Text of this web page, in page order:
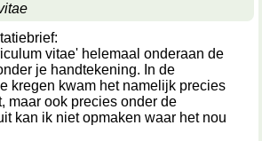
vitae' helemaal onderaan de
je handtekening. In de
kregen kwam het namelijk precies
maar ook precies onder de
kan ik niet opmaken waar het nou